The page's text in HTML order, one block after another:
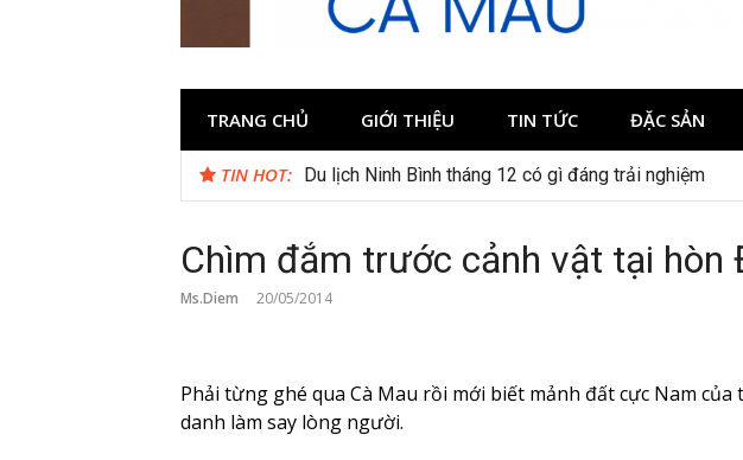
TRANG CHỦ GIỚI THIỆU TIN TỨC ĐẶC SẢN
TIN HOT: Du lịch Ninh Bình tháng 12 có gì đáng trải nghiệm
Chìm đắm trước cảnh vật tại hòn
Ms.Diem 20/05/2014
Phải từng ghé qua Cà Mau rồi mới biết mảnh đất cực Nam
danh làm say lòng người.